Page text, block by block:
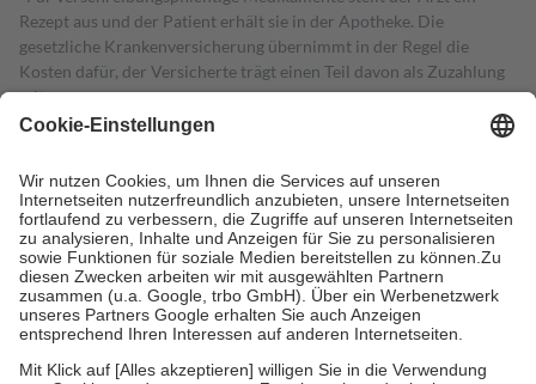
Rezept aus und der Patient erhält sie in der Apotheke. Die
gesetzliche Krankenversicherung übernimmt in der Regel die
Kosten dafür, der Versicherte trägt einen Teil davon als Zuzahlung
mit.
Grundsätzlich leisten Mitglieder Zuzahlungen in Höhe von zehn
höchstens zehn Euro.
Es sind jedoch nie mehr als die tatsächlichen
Kosten der Leistung zu entrichten.
Diese Regeln gelten grundsätzlich auch für Online-Apotheken.
Bei Heilmitteln und häuslicher Krankenpflege beträgt die
Zuzahlung zehn Prozent der Kosten sowie zehn Euro je
Verordnung.
Um das Engagement der Versicherten für ihre eigene Gesundheit zu
stärken und die besondere Stellung der Familie zu unterstützen,
fallenkeine Zuzahlungenan bei: